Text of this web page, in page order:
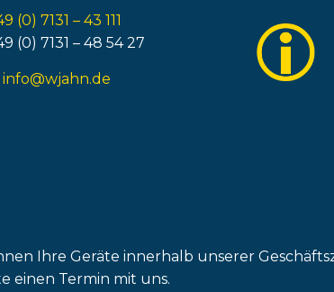
(0) 7131 – 43 111
(0) 7131 – 48 54 27
info@wjahn.de
Ihre Geräte innerhalb unserer
einen Termin mit uns.